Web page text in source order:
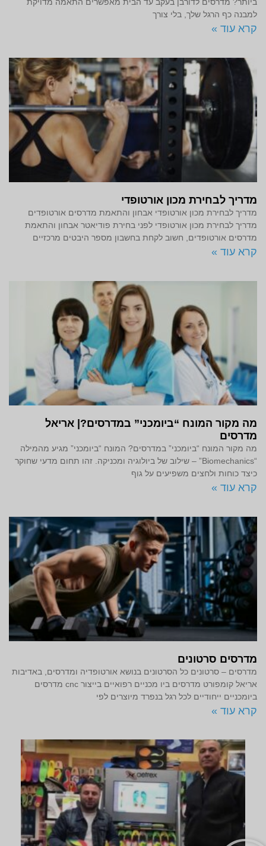
למבנה כף הרגל שלך, בלי צורך
קרא עוד »
מדריך לבחירת מכון אורטופדי
מדריך לבחירת מכון אורטופדי אבחון והתאמת מדרסים אורטופדים
מדריך לבחירת מכון אורטופדי לפני בחירת פודיאטר אבחון והתאמת
מדרסים אורטופדים, חשוב לקחת בחשבון מספר היבטים מרכזיים
קרא עוד »
מה מקור המונח “ביומכני” במדרסים?| אריאל
מדרסים
מה מקור המונח “ביומכני” במדרסים? המונח “ביומכני” מגיע מהמילה
“Biomechanics” – שילוב של ביולוגיה ומכניקה. זהו תחום מדעי שחוקר
כיצד כוחות ולחצים משפיעים על גוף
קרא עוד »
מדרסים סרטונים
מדרסים – סרטונים כל הסרטונים בנושא אורטופדיה ומדרסים, באדיבות
אריאל קומפורט מדרסים ביו מכניים רפואיים בייצור cnc מדרסים
ביומכניים ייחודיים לכל רגל בנפרד מיוצרים לפי
קרא עוד »